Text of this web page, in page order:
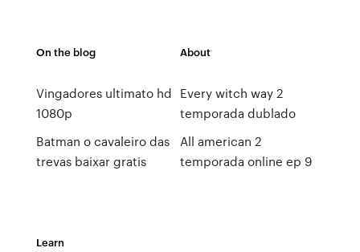
On the blog
Vingadores ultimato hd
1080p
Batman o cavaleiro das
trevas baixar gratis
About
Every witch way 2
temporada dublado
All american 2
temporada online ep 9
Learn